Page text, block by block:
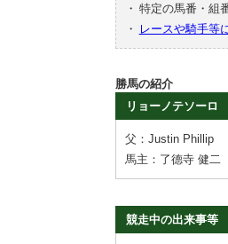
・ 特定の馬番・組
・
レースや騎手等
勝馬の紹介
リョーノテソーロ
父：Justin Phillip
馬主：了德寺 健二
競走中の出来事等